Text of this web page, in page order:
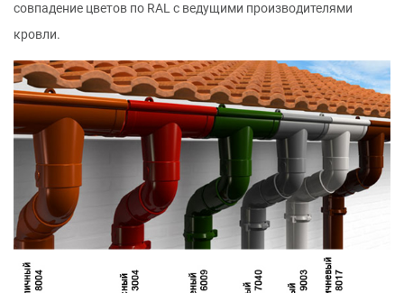
совпадение цветов по RAL с ведущими производителями
кровли.